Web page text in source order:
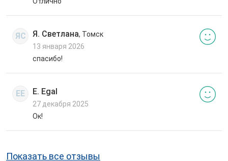
ЯС Я. Светлана, Томск
13 января 2026
спасибо!
EE E. Egal
27 декабря 2025
Ок!
Показать все отзывы